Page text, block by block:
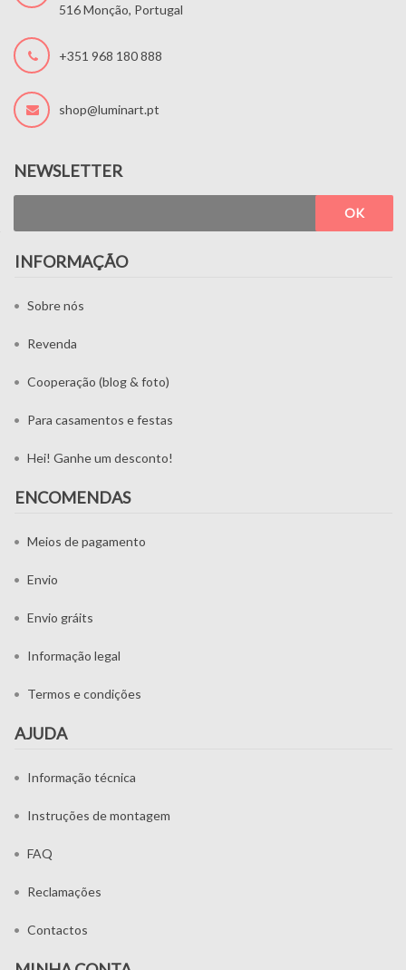
516 Monção, Portugal
+351 968 180 888
shop@luminart.pt
NEWSLETTER
OK
INFORMAÇÃO
Sobre nós
Revenda
Cooperação (blog & foto)
Para casamentos e festas
Hei! Ganhe um desconto!
ENCOMENDAS
Meios de pagamento
Envio
Envio gráits
Informação legal
Termos e condições
AJUDA
Informação técnica
Instruções de montagem
FAQ
Reclamações
Contactos